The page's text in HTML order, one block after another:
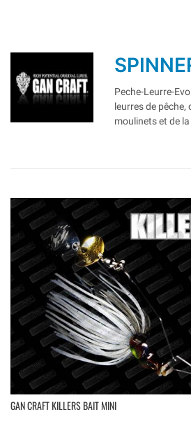
Peche-Leurre-
leurres de pêche,
moulinets et de
GAN CRAFT KILLERS BAIT MINI